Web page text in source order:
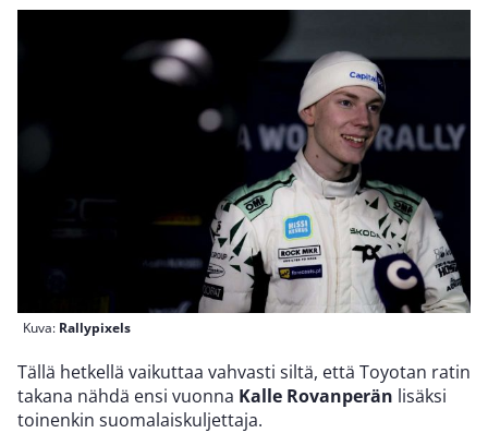
Kuva: Rallypixels
Tällä hetkellä vaikuttaa vahvasti siltä, että Toyotan ratin
takana nähdä ensi vuonna Kalle Rovanperän lisäksi
toinenkin suomalaiskuljettaja.